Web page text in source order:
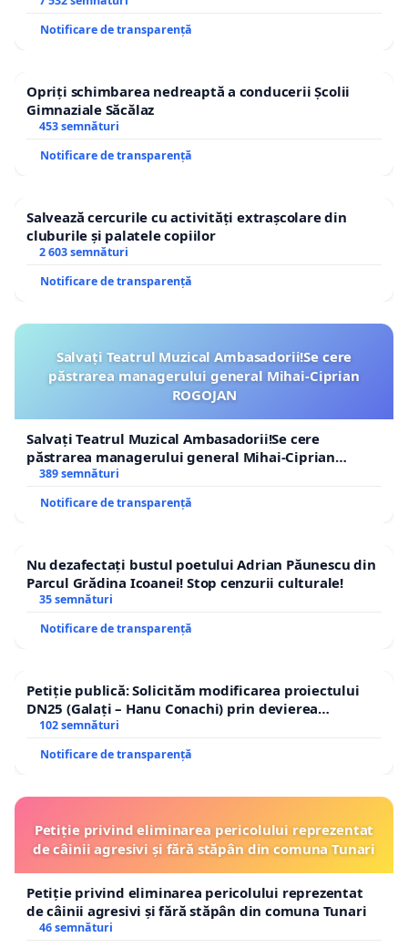
Notificare de transparență
Opriți schimbarea nedreaptă a conducerii Școlii
Gimnaziale Săcălaz
453 semnături
Notificare de transparență
Salvează cercurile cu activități extrașcolare din
cluburile și palatele copiilor
2 603 semnături
Notificare de transparență
Salvați Teatrul Muzical Ambasadorii!Se cere
păstrarea managerului general Mihai-Ciprian
ROGOJAN
Salvați Teatrul Muzical Ambasadorii!Se cere
păstrarea managerului general Mihai-Ciprian
ROGOJAN
389 semnături
Notificare de transparență
Nu dezafectați bustul poetului Adrian Păunescu din
Parcul Grădina Icoanei! Stop cenzurii culturale!
35 semnături
Notificare de transparență
Petiție publică: Solicităm modificarea proiectului
DN25 (Galați – Hanu Conachi) prin devierea
traseului în afara localităților!
102 semnături
Notificare de transparență
Petiție privind eliminarea pericolului reprezentat
de câinii agresivi și fără stăpân din comuna Tunari
Petiție privind eliminarea pericolului reprezentat
de câinii agresivi și fără stăpân din comuna Tunari
46 semnături